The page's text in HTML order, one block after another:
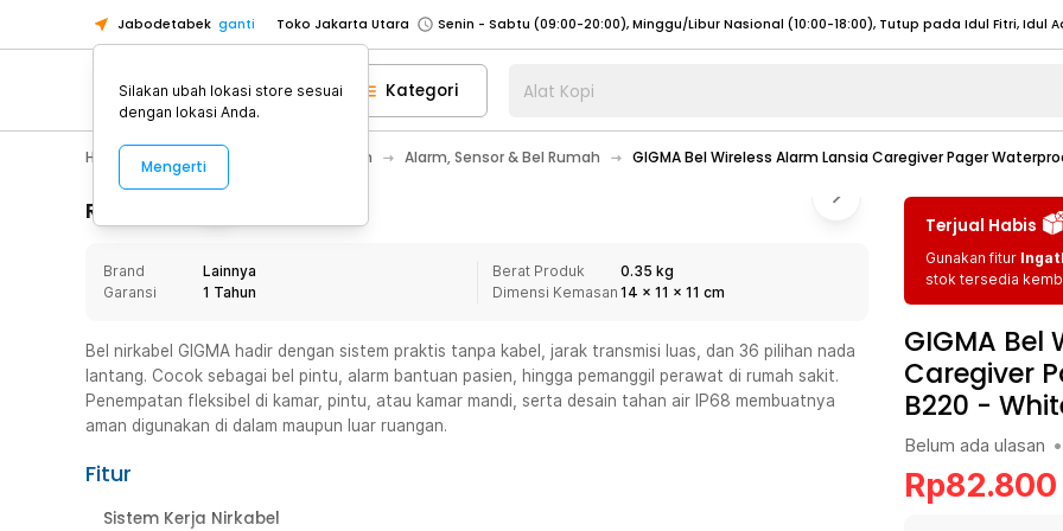
Jabodetabek ganti Toko Jakarta Utara
Toko Tangerang
Toko Cikupa
Pick n Go Jakarta Barat
Senin - Jumat (07:00 - 20:00), Sabtu - Minggu (08:00 - 20:00), Tutup pada Idul Fitri
Pick n Go Bekasi
Senin - Jumat (08:00 - 20:00), Sabtu - Minggu/ Libur Nasional (08:00 - 17:00) Selengkapnya
Senin - Jumat (08:00 - 20:00), Sabtu - Minggu/ Libur Nasional (08:00 - 17:00) Selengkapnya
Senin - Sabtu (09:00-20:00), Minggu/Libur Nasional (12:00-20:00), Tutup pada Idul Fitri
Senin - Sabtu (09:00-20:00), Minggu/Libur Nasional (12:00-20:00), Tutup pada Idul Fitri
Toko Tangerang
Toko Cikupa
Pick n Go Jakarta Barat
Senin - Jumat (07:00 - 20:00), Sabtu - Minggu (08:00 - 20:00), Tutup pada Idul Fitri
Senin - Jumat (08:00 - 20:00), Sabtu - Minggu/ Libur Nasional (08:00 - 17:00) Selengkapnya
Senin - Jumat (08:00 - 20:00), Sabtu - Minggu/ Libur Nasional (08:00 - 17:00) Selengkapnya
Kategori Alat Kopi
Home Appliance Perawatan Rumah Alarm, Sensor & Bel Rumah GIGMA Bel Wireless Alarm Lansia Caregiver Pager
Rincian Produk
Brand
Lainnya
Garansi
1 Tahun
Berat Produk
0.35 kg
Dimensi Kemasan 14 x 11 x 11 cm
Bel nirkabel GIGMA hadir dengan sistem praktis tanpa kabel, jarak transmisi luas, dan 36 pilihan nada
lantang. Cocok sebagai bel pintu, alarm bantuan pasien, hingga pemanggil perawat di rumah sakit.
Penempatan fleksibel di kamar, pintu, atau kamar mandi, serta desain tahan air IP68 membuatnya
aman digunakan di dalam maupun luar ruangan.
Fitur
Sistem Kerja Nirkabel
Terjual Habis
Gunakan fitur
stok tersedia
GIGMA Bel
Caregiver
B220 -
Belum ada ulasan •
Rp82.800
Silakan ubah lokasi store sesuai
dengan lokasi Anda.
Mengerti